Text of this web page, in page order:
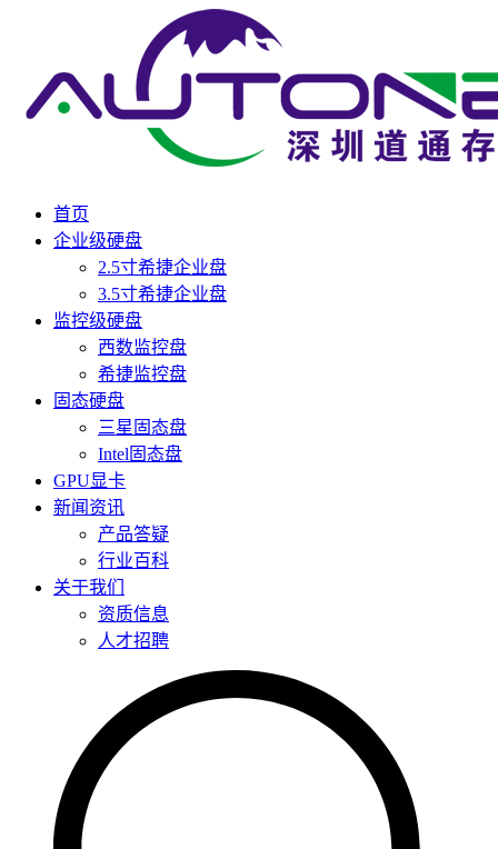
首页
企业级硬盘
2.5寸希捷企业盘
3.5寸希捷企业盘
监控级硬盘
西数监控盘
希捷监控盘
固态硬盘
三星固态盘
Intel固态盘
GPU显卡
新闻资讯
产品答疑
行业百科
关于我们
资质信息
人才招聘